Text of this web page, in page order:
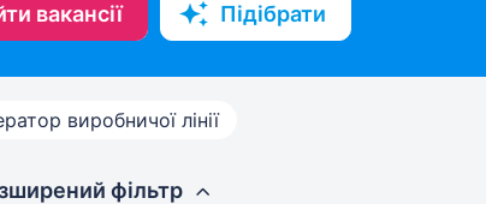
вакансії Підібрати
виробничої лінії
фільтр